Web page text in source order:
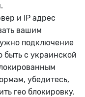
и IP адрес
вашим
подключение
с украинской
убедитесь,
гео блокировку.